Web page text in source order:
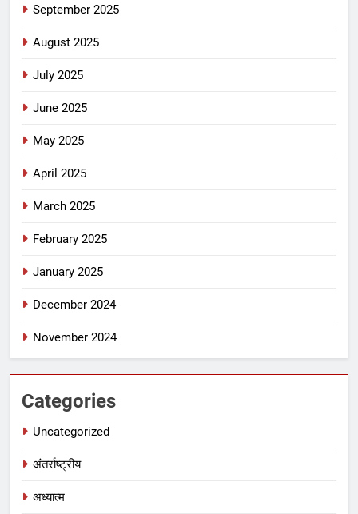
September 2025
August 2025
July 2025
June 2025
May 2025
April 2025
March 2025
February 2025
January 2025
December 2024
November 2024
Categories
Uncategorized
अंतर्राष्ट्रीय
अध्यात्म